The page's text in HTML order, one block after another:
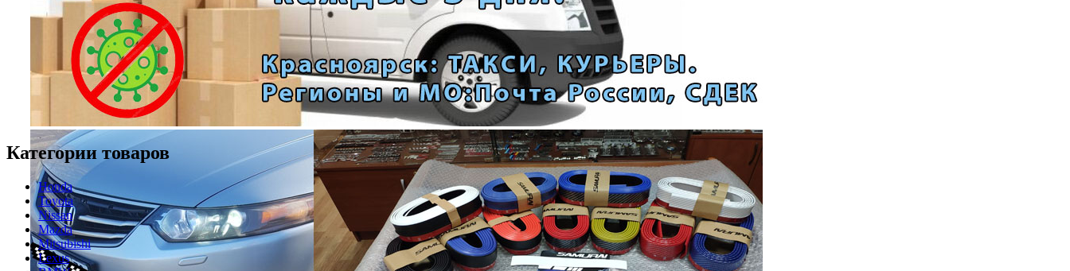
Категории товаров
Honda
Toyota
Nissan
Mazda
Mitsubishi
Lexus